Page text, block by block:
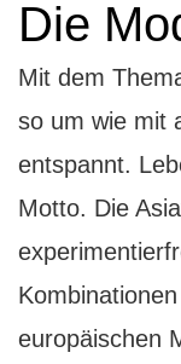
Die
Mit dem
so um wie mit
entspannt.
Motto. Die
europäischen